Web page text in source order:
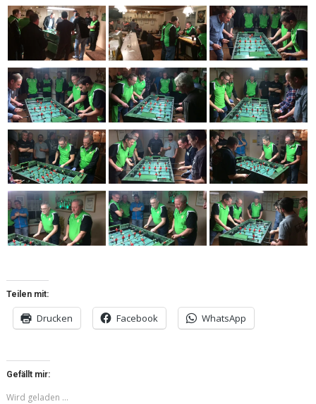
Teilen mit:
Drucken Facebook WhatsApp
Gefällt mir:
Wird geladen …